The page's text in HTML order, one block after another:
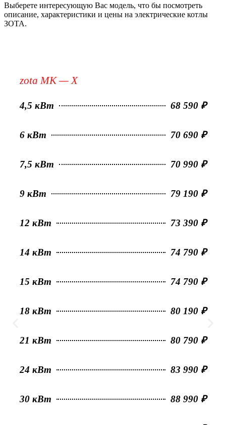
Выберете интересующую Вас модель, что бы посмотреть
описание, характеристики и цены на электрические котлы
ЗОТА.
zota MK — X
4,5 кВт 68 590 ₽
6 кВт 70 690 ₽
7,5 кВт 70 990 ₽
9 кВт 79 190 ₽
12 кВт 73 390 ₽
14 кВт 74 790 ₽
15 кВт 74 790 ₽
18 кВт 80 190 ₽
21 кВт 80 790 ₽
24 кВт 83 990 ₽
30 кВт 88 990 ₽